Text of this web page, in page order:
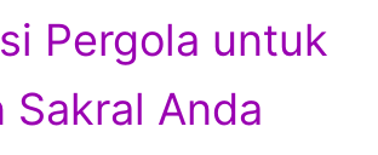
Pergola untuk
Sakral Anda